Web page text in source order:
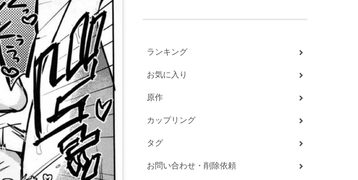
ランキング
お気に入り
原作
カップリング
タグ
お問い合わせ・削除依頼